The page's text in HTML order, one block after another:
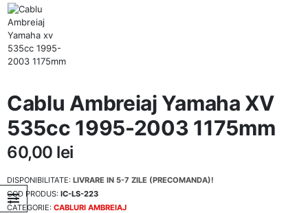
Cablu Ambreiaj Yamaha XV
535cc 1995-2003 1175mm
60,00 lei
DISPONIBILITATE: LIVRARE IN 5-7 ZILE (PRECOMANDA)!
COD PRODUS: IC-LS-223
CATEGORIE: CABLURI AMBREIAJ